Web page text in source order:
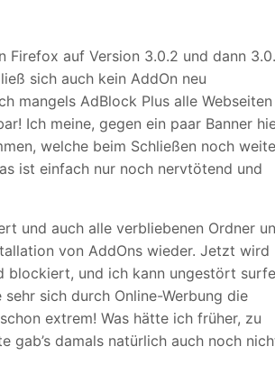
Firefox auf Version 3.0.2 und dann
sich auch kein AddOn neu
mangels AdBlock Plus alle Webseiten
Ich meine, gegen ein paar Banner
welche beim Schließen noch
ist einfach nur noch nervtötend und
und auch alle verbliebenen Ordner
von AddOns wieder. Jetzt wird
und ich kann ungestört
sich durch Online-Werbung die
extrem! Was hätte ich früher, zu
gab’s damals natürlich auch noch